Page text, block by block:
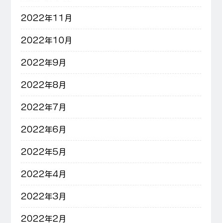
2022年11月
2022年10月
2022年9月
2022年8月
2022年7月
2022年6月
2022年5月
2022年4月
2022年3月
2022年2月